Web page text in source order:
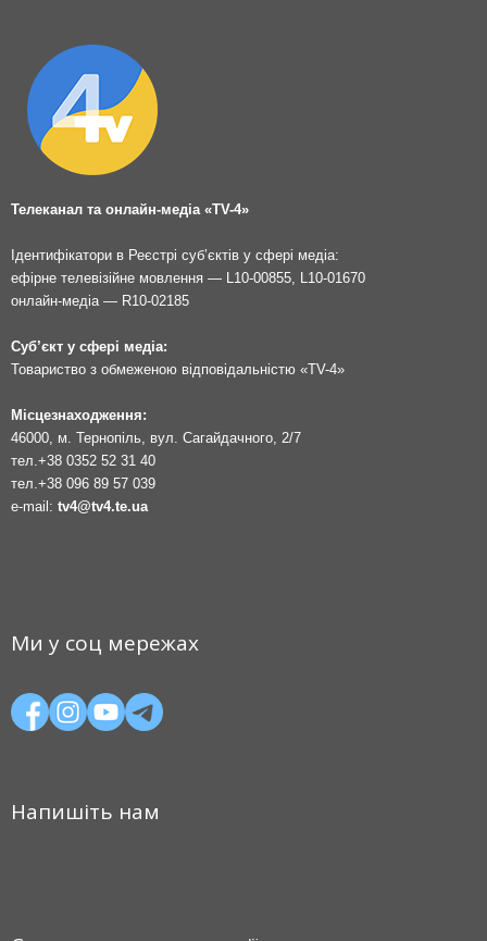
Телеканал та онлайн-медіа «TV-4»
Ідентифікатори в Реєстрі суб’єктів у сфері медіа:
ефірне телевізійне мовлення — L10-00855, L10-01670
онлайн-медіа — R10-02185
Суб’єкт у сфері медіа:
Товариство з обмеженою відповідальністю «TV-4»
Місцезнаходження:
46000, м. Тернопіль, вул. Сагайдачного, 2/7
тел. +38 0352 52 31 40
тел. +38 096 89 57 039
e-mail: tv4@tv4.te.ua
Ми у соц мережах
Напишіть нам